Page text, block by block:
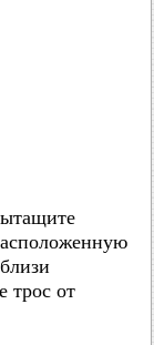
трос от